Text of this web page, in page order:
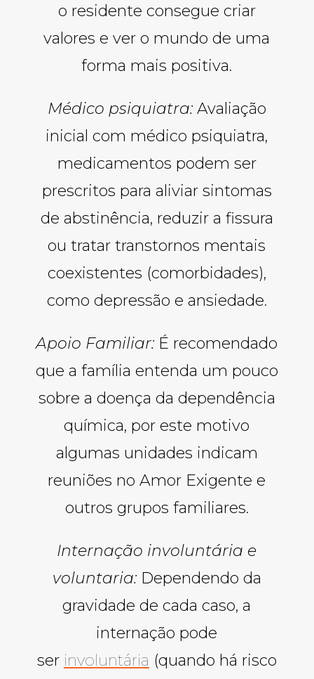
o residente consegue criar
valores e ver o mundo de uma
forma mais positiva.
Médico psiquiatra:Avaliação
inicial com médico psiquiatra,
medicamentos podem ser
prescritos para aliviar sintomas
de abstinência, reduzir a fissura
ou tratar transtornos mentais
coexistentes (comorbidades),
como depressão e ansiedade.
Apoio Familiar: É recomendado
que a família entenda um pouco
sobre a doença da dependência
química, por este motivo
algumas unidades indicam
reuniões no Amor Exigente e
outros grupos familiares.
Internação involuntária e
voluntaria:Dependendo da
gravidade de cada caso, a
internação pode
ser involuntária (quando há risco